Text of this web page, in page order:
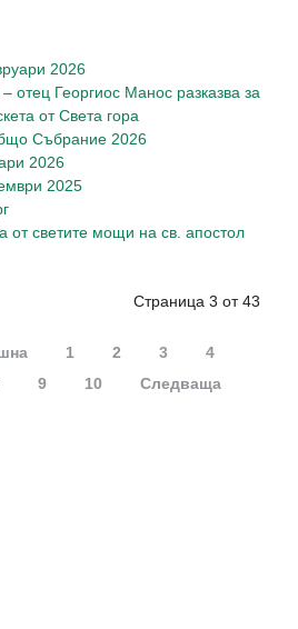
2026
отец Георгиос Манос разказва за
от Света гора
Събрание 2026
2026
2025
от светите мощи на св. апостол
Страница 3 от 43
1 2 3
4
9 10
Следваща